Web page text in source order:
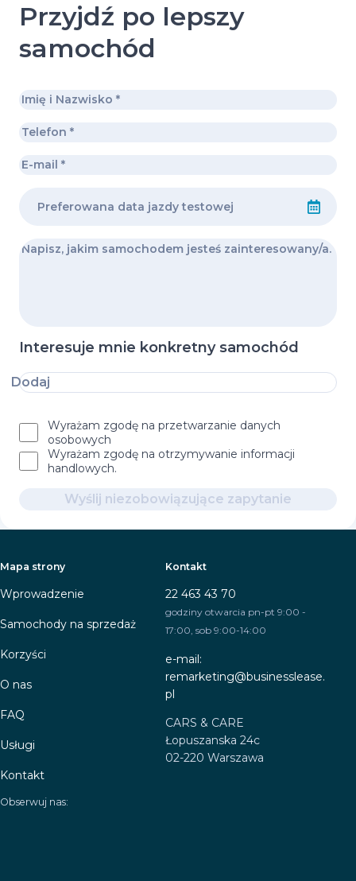
Przyjdź po lepszy
samochód
Interesuje mnie konkretny samochód
Dodaj
Wyrażam zgodę na przetwarzanie danych
osobowych
Wyrażam zgodę na otrzymywanie informacji
handlowych.
Wyślij niezobowiązujące zapytanie
Mapa strony
Wprowadzenie
Samochody na sprzedaż
Korzyści
O nas
FAQ
Usługi
Kontakt
Kontakt
22 463 43 70
godziny otwarcia pn-pt 9:00 -
17:00, sob 9:00-14:00
e-mail:
remarketing@businesslease.
pl
CARS & CARE
Łopuszanska 24c
02-220 Warszawa
Obserwuj nas: